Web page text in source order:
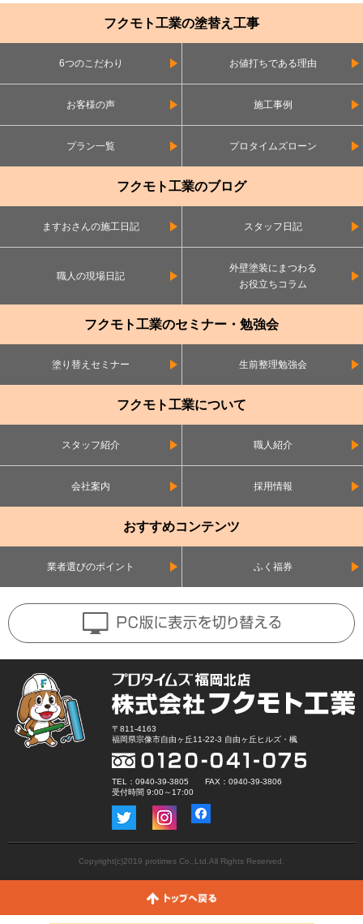
フクモト工業の塗替え工事
6つのこだわり お値打ちである理由
お客様の声 施工事例
プラン一覧 プロタイムズローン
フクモト工業のブログ
ますおさんの施工日記 スタッフ日記
職人の現場日記
外壁塗装にまつわる
お役立ちコラム
フクモト工業のセミナー・勉強会
塗り替えセミナー 生前整理勉強会
フクモト工業について
スタッフ紹介 職人紹介
会社案内 採用情報
おすすめコンテンツ
業者選びのポイント ふく福券
〒811-4163
福岡県宗像市自由ヶ丘11-22-3 自由ヶ丘ヒルズ・楓
TEL：0940-39-3805 FAX：0940-39-3806
受付時間 9:00～17:00
Copyright(c)2019 protimes Co.,Ltd.All Rights Reserved.